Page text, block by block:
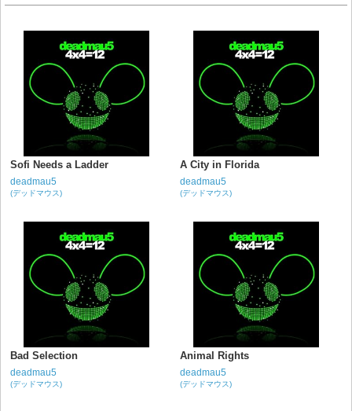
Sofi Needs a Ladder
deadmau5
(デッドマウス)
A City in Florida
deadmau5
(デッドマウス)
Bad Selection
deadmau5
(デッドマウス)
Animal Rights
deadmau5
(デッドマウス)